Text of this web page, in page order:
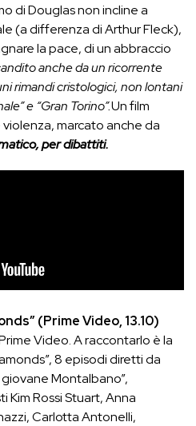
di Douglas non incline a
(a differenza di Arthur Fleck),
la pace, di un abbraccio
anche da un ricorrente
rimandi cristologici, non lontani
e “Gran Torino”.Un film
marcato anche da
per dibattiti.
(Prime Video, 13.10)
Video. A raccontarlo è la
8 episodi diretti da
giovane Montalbano”,
Kim Rossi Stuart, Anna
Carlotta Antonelli,